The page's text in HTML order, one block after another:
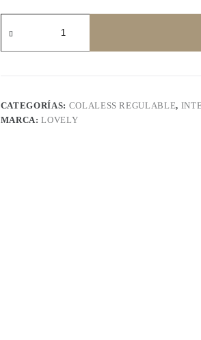
22073
CATEGORÍAS: COLALESS REGULABLE,
MARCA:LOVELY